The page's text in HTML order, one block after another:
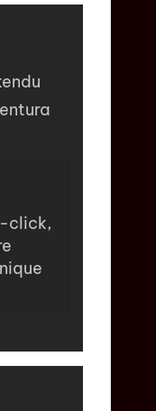
click,